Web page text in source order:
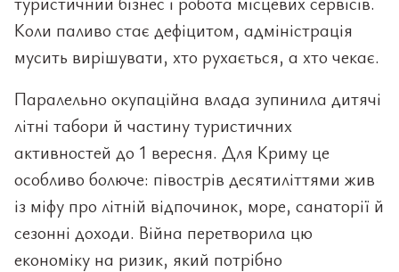
Коли паливо стає дефіцитом, адміністрація
мусить вирішувати, хто рухається, а хто чекає.
Паралельно окупаційна влада зупинила дитячі
літні табори й частину туристичних
активностей до 1 вересня. Для Криму це
особливо болюче: півострів десятиліттями жив
із міфу про літній відпочинок, море, санаторії й
сезонні доходи. Війна перетворила цю
економіку на ризик, який потрібно